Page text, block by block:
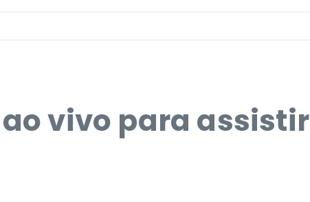
vivo para